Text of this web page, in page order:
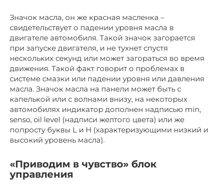
Значок масла, он же красная масленка –
свидетельствует о падении уровня масла в
двигателе автомобиля. Такой значок загорается
при запуске двигателя, и не тухнет спустя
нескольких секунд или может загораться во время
движения. Такой факт говорит о проблемах в
системе смазки или падении уровня или давления
масла. Значок масла на панели может быть с
капелькой или с волнами внизу, на некоторых
автомобилях индикатор дополнен надписью min,
senso, oil level (надписи желтого цвета) или же
попросту буквы L и H (характеризующими низкий и
высокий уровень масла).
«Приводим в чувство» блок
управления